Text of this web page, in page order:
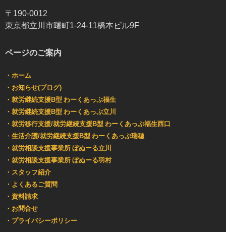
〒190-0012
東京都立川市曙町1-24-11橋本ビル9F
ページのご案内
・ホーム
・お知らせ(ブログ)
・就労継続支援B型 わーくあっぷ福生
・就労継続支援B型 わーくあっぷ立川
・就労移行支援/就労継続支援B型 わーくあっぷ福生西口
・ 生活介護/就労継続支援B型 わーくあっぷ瑞穂
・就労相談支援事業所 ぼぬーる立川
・就労相談支援事業所 ぼぬーる羽村
・スタッフ紹介
・よくあるご質問
・資料請求
・お問合せ
・プライバシーポリシー